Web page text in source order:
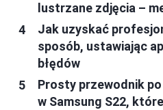
lustrzane zdjęcia –
Jak uzyskać
sposób, ustawiając
błędów
Prosty przewodnik
w Samsung S22,